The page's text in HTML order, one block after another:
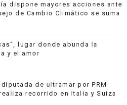
dispone mayores acciones ante
de Cambio Climático se suma
lugar donde abunda la
y el amor
de ultramar por PRM
recorrido en Italia y Suiza